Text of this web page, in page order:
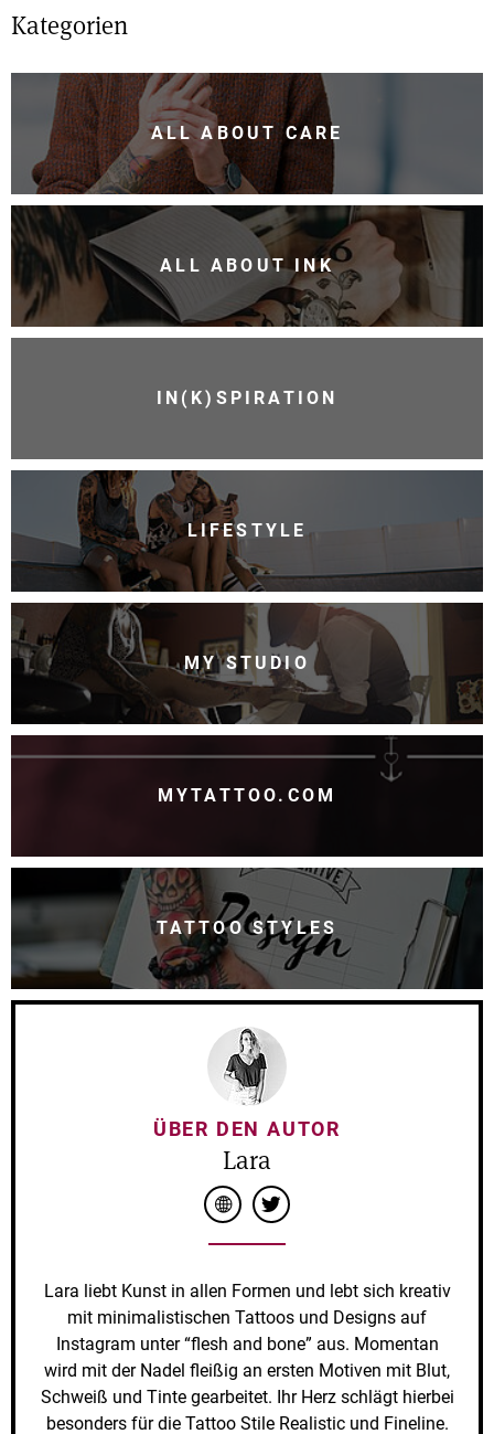
Kategorien
ALL ABOUT CARE
ALL ABOUT INK
IN(K)SPIRATION
LIFESTYLE
MY STUDIO
MYTATTOO.COM
TATTOO STYLES
ÜBER DEN AUTOR
Lara
Lara liebt Kunst in allen Formen und lebt sich kreativ
mit minimalistischen Tattoos und Designs auf
Instagram unter “flesh and bone” aus. Momentan
wird mit der Nadel fleißig an ersten Motiven mit Blut,
Schweiß und Tinte gearbeitet. Ihr Herz schlägt hierbei
besonders für die Tattoo Stile Realistic und Fineline.